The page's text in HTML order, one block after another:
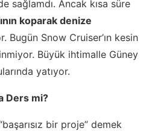
sağlamdı. Ancak kısa süre
koparak denize
Bugün Snow Cruiser’ın kesin
Büyük ihtimalle Güney
yatıyor.
Ders mi?
bir proje” demek